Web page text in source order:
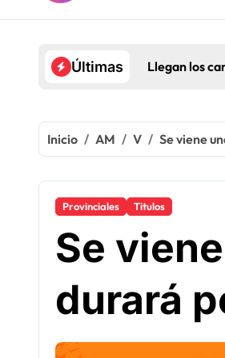
Últimas Llegan los
Inicio AM V Se viene
Provinciales Titulos
Se
durará